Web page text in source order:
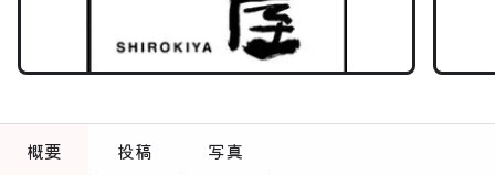
お知らせ
トップ
概要 投稿 写真